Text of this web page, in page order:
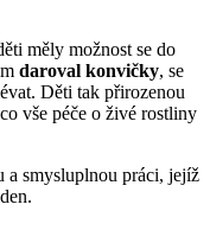
měly možnost se do
daroval konvičky, se
Děti tak přirozenou
vše péče o živé rostliny
a smysluplnou práci, jejíž